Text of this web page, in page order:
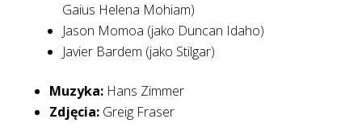
Gaius Helena Mohiam)
Jason Momoa (jako Duncan Idaho)
Javier Bardem (jako Stilgar)
Muzyka:Hans Zimmer
Zdjęcia:Greig Fraser